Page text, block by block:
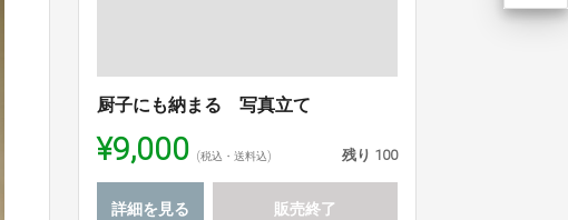
厨子にも納まる 写真立て
¥9,000 (税込・送料込) 残り 100
詳細を見る 販売終了